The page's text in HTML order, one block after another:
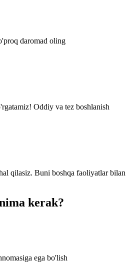
daromad oling
Oddiy va tez boshlanish
qilasiz. Buni boshqa faoliyatlar bilan
kerak?
ega bo'lish